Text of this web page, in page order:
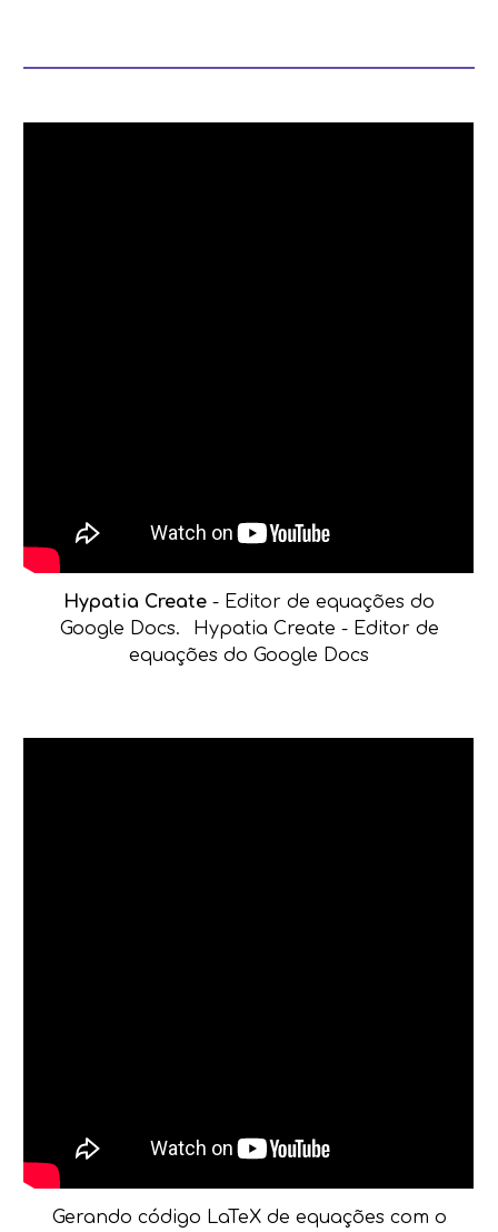
Hypatia Create - Editor de equações do
Google Docs.
Hypatia Create - Editor de
equações do Google Docs
Gerando código LaTeX de equações com o